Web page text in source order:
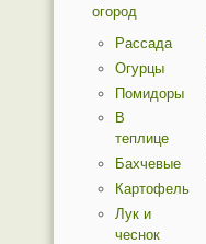
огород
Рассада
Огурцы
Помидоры
В
теплице
Бахчевые
Картофель
Лук и
чеснок